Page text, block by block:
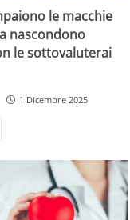
le macchie
nascondono
le sottovaluterai
1 Dicembre 2025